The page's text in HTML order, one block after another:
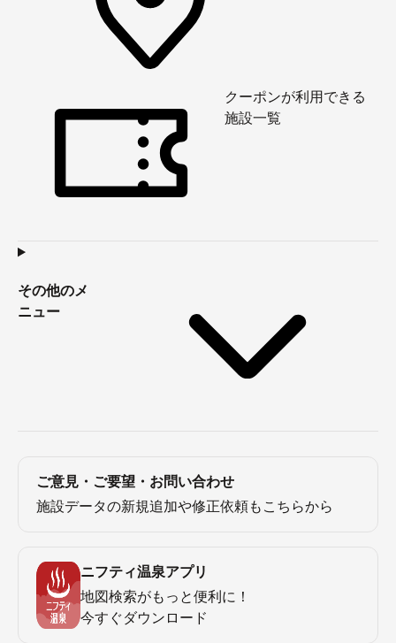
クーポンが利用できる
施設一覧
その他のメ
ニュー
ご意見・ご要望・お問い合わせ
施設データの新規追加や修正依頼もこちらから
ニフティ温泉アプリ
地図検索がもっと便利に！
今すぐダウンロード